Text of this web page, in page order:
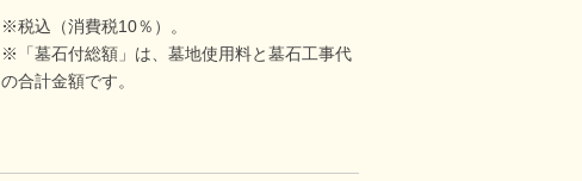
※税込（消費税10％）。
※「墓石付総額」は、墓地使用料と墓石工事代
の合計金額です。